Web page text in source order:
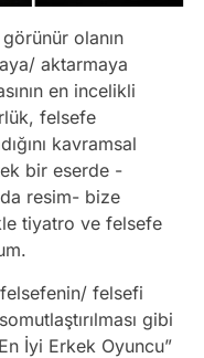
olanın
aktarmaya
en incelikli
felsefe
kavramsal
bir eserde -
resim- bize
tiyatro ve felsefe
felsefi
gibi
İyi Erkek Oyuncu”